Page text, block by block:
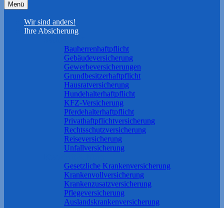
Menü
Wir sind anders!
Ihre Absicherung
Bauherrenhaftpflicht
Gebäudeversicherung
Gewerbeversicherungen
Grundbesitzerhaftpflicht
Hausratversicherung
Hundehalterhaftpflicht
KFZ-Versicherung
Pferdehalterhaftpflicht
Privathaftpflichtversicherung
Rechtsschutzversicherung
Reiseversicherung
Unfallversicherung
Gesetzliche Krankenversicherung
Krankenvollversicherung
Krankenzusatzversicherung
Pflegeversicherung
Auslandskrankenversicherung